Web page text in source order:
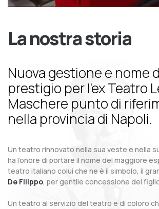
La nostra storia
Nuova gestione e nome
prestigio per l’ex Teatro
Maschere punto di
nella provincia di Napoli.
Un teatro rinnovato nella sua veste e nella
ha l’onore di portare il nome del maggiore
teatro italiano colui che ne è il simbolo, il
De Filippo, per gentile concessione del
Un teatro al servizio del teatro e di coloro